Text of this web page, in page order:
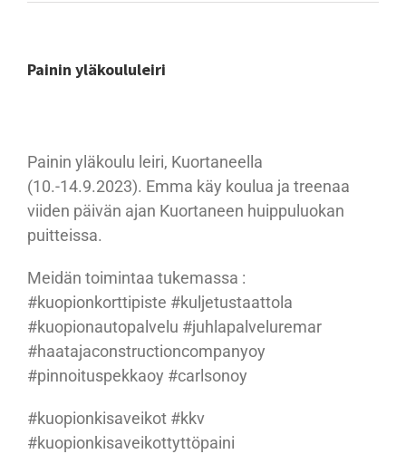
Painin yläkoululeiri
Painin yläkoulu leiri, Kuortaneella
(10.-14.9.2023). Emma käy koulua ja treenaa
viiden päivän ajan Kuortaneen huippuluokan
puitteissa.
Meidän toimintaa tukemassa :
#kuopionkorttipiste #kuljetustaattola
#kuopionautopalvelu #juhlapalveluremar
#haatajaconstructioncompanyoy
#pinnoituspekkaoy #carlsonoy
#kuopionkisaveikot #kkv
#kuopionkisaveikottyttöpaini